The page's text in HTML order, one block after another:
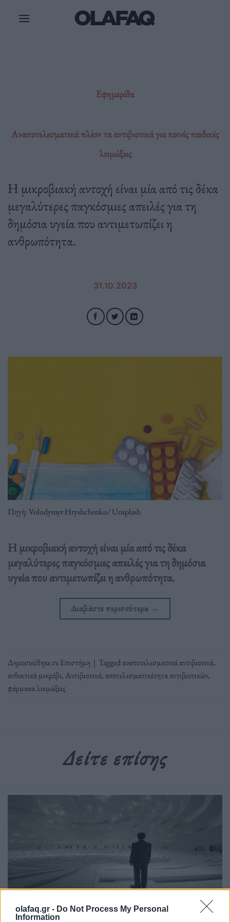
olafaq.gr - Do Not Process My Personal
Information
Εφημερίδα
Αναποτελεσματικά πλέον τα αντιβιοτικά για κοινές παιδικές
λοιμώξεις
Η μικροβιακή αντοχή είναι μία από τις δέκα
μεγαλύτερες παγκόσμιες απειλές για τη
δημόσια υγεία που αντιμετωπίζει η
ανθρωπότητα.
31.10.2023
Πηγή: Volodymyr Hryshchenko/ Unsplash
Η μικροβιακή αντοχή είναι μία από τις δέκα
μεγαλύτερες παγκόσμιες απειλές για τη δημόσια
υγεία που αντιμετωπίζει η ανθρωπότητα.
Διαβάστε περισσότερα →
Δημοσιεύθηκε σεΕπιστήμη | Taggedαναποτελεσματικά αντιβιοτικά,
ανθεκτικά μικρόβι,Αντιβιοτικά,αποτελεσματικότητα αντιβιοτικών,
φάρμακα λοιμώξεις
Δείτε επίσης
Επιστήμη